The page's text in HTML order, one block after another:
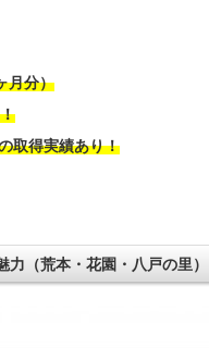
月分）
取得実績あり！
力（荒本・花園・八戸の里）